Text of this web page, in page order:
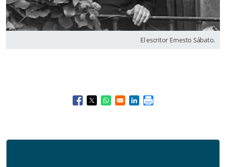
El escritor Ernesto Sábato.
Opens in a new window
Opens in a new window
Opens in a new window
Opens in a new window